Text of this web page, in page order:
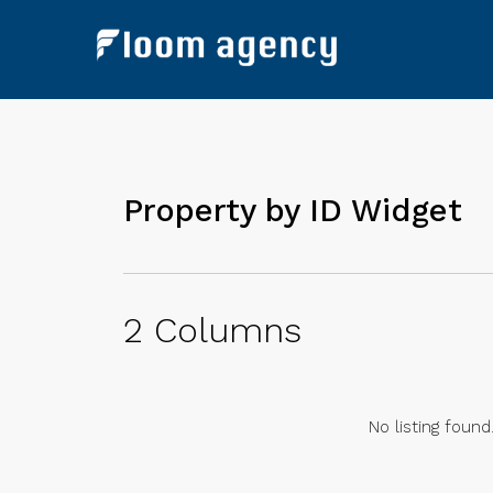
Property by ID Widget​
2 Columns
No listing found.